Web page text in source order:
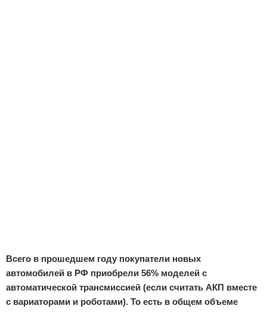
Всего в прошедшем году покупатели новых
автомобилей в РФ приобрели 56% моделей с
автоматической трансмиссией (если считать АКП вместе
с вариаторами и роботами). То есть в общем объеме